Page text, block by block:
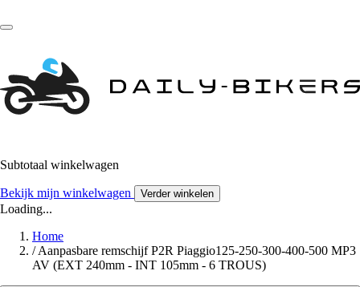
Subtotaal winkelwagen
Bekijk mijn winkelwagen Verder winkelen
Loading...
Home
/ Aanpasbare remschijf P2R Piaggio125-250-300-400-500 MP3
AV (EXT 240mm - INT 105mm - 6 TROUS)